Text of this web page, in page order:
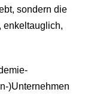
sondern die
enkeltauglich,
)Unternehmen